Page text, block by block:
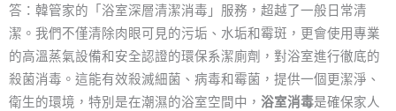
答：韓管家的「浴室深層清潔消毒」服務，超越了一般日常清
潔。我們不僅清除肉眼可見的污垢、水垢和霉斑，更會使用專業
的高溫蒸氣設備和安全認證的環保系潔廁劑，對浴室進行徹底的
殺菌消毒。這能有效殺滅細菌、病毒和霉菌，提供一個更潔淨、
衛生的環境，特別是在潮濕的浴室空間中， 浴室消毒是確保家人